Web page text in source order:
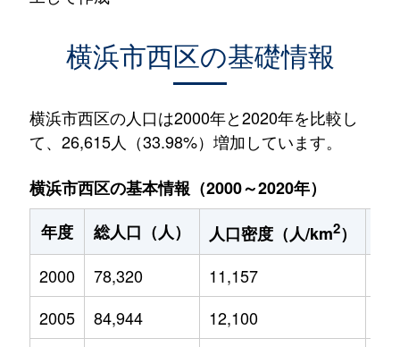
横浜市西区の基礎情報
横浜市西区の人口は2000年と2020年を比較し
て、26,615人（33.98%）増加しています。
横浜市西区の基本情報（2000～2020年）
年度
総人口（人） 人口密度（人/km2）
2000
78,320 11,157
2005
84,944 12,100